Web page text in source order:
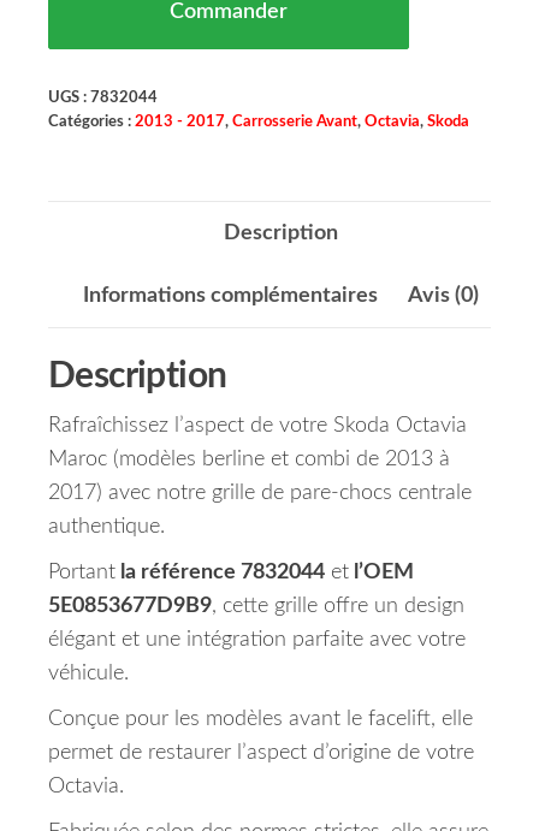
Commander
UGS : 7832044
Catégories : 2013 - 2017, Carrosserie Avant, Octavia, Skoda
Description
Informations complémentaires Avis (0)
Description
Rafraîchissez l’aspect de votre Skoda Octavia
Maroc (modèles berline et combi de 2013 à
2017) avec notre grille de pare-chocs centrale
authentique.
Portant la référence 7832044 et l’OEM
5E0853677D9B9, cette grille offre un design
élégant et une intégration parfaite avec votre
véhicule.
Conçue pour les modèles avant le facelift, elle
permet de restaurer l’aspect d’origine de votre
Octavia.